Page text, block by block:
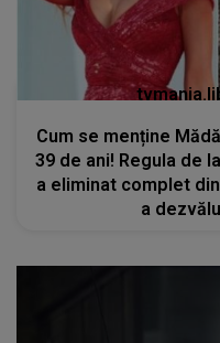
Cum se menține
39 de ani! Regula de
a eliminat complet
a